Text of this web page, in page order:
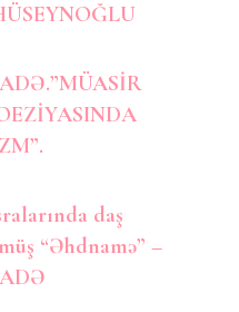
daş
“Əhdnamə” –